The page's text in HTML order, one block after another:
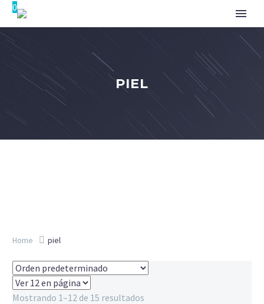
0
PIEL
Home piel
Mostrando 1–12 de 15 resultados